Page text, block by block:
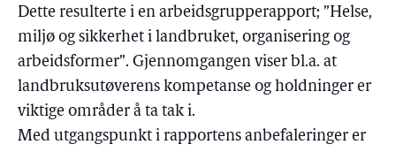
Dette resulterte i en arbeidsgrupperapport; ”Helse,
miljø og sikkerhet i landbruket, organisering og
arbeidsformer”. Gjennomgangen viser bl.a. at
landbruksutøverens kompetanse og holdninger er
viktige områder å ta tak i.
Med utgangspunkt i rapportens anbefaleringer er